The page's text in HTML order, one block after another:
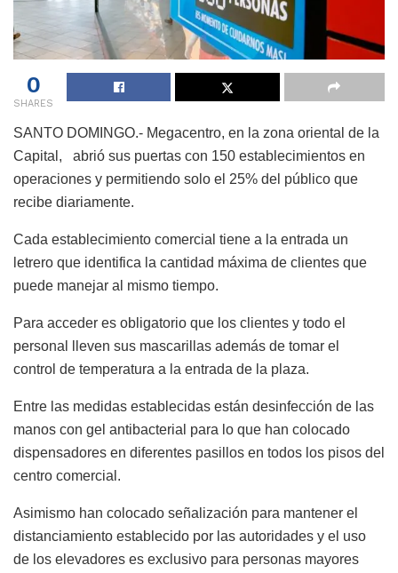
0
SHARES
SANTO DOMINGO.- Megacentro, en la zona oriental de la
Capital, abrió sus puertas con 150 establecimientos en
operaciones y permitiendo solo el 25% del público que
recibe diariamente.
Cada establecimiento comercial tiene a la entrada un
letrero que identifica la cantidad máxima de clientes que
puede manejar al mismo tiempo.
Para acceder es obligatorio que los clientes y todo el
personal lleven sus mascarillas además de tomar el
control de temperatura a la entrada de la plaza.
Entre las medidas establecidas están desinfección de las
manos con gel antibacterial para lo que han colocado
dispensadores en diferentes pasillos en todos los pisos del
centro comercial.
Asimismo han colocado señalización para mantener el
distanciamiento establecido por las autoridades y el uso
de los elevadores es exclusivo para personas mayores